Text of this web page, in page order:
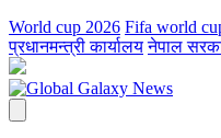
World cup 2026 Fifa world
प्रधानमन्त्री कार्यालय नेपाल